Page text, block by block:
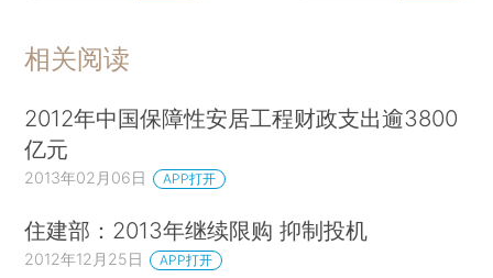
相关阅读
2012年中国保障性安居工程财政支出逾3800
亿元
2013年02月06日 APP打开
住建部：2013年继续限购 抑制投机
2012年12月25日 APP打开